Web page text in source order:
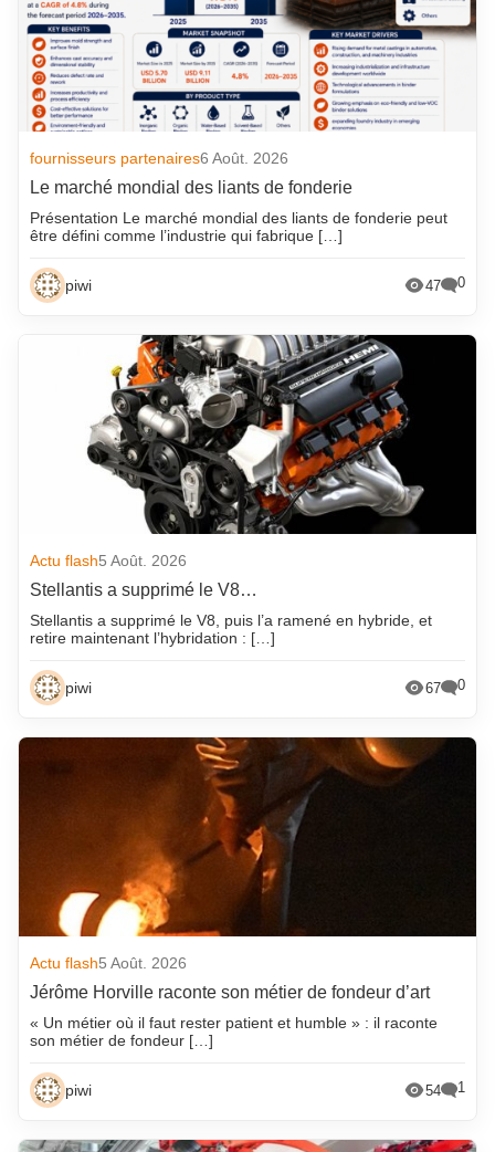
fournisseurs partenaires6 Août. 2026
Le marché mondial des liants de fonderie
Présentation Le marché mondial des liants de fonderie peut
être défini comme l’industrie qui fabrique […]
piwi 47 0
Actu flash5 Août. 2026
Stellantis a supprimé le V8…
Stellantis a supprimé le V8, puis l’a ramené en hybride, et
retire maintenant l’hybridation : […]
piwi 67 0
Actu flash5 Août. 2026
Jérôme Horville raconte son métier de fondeur d’art
« Un métier où il faut rester patient et humble » : il raconte
son métier de fondeur […]
piwi 54 1